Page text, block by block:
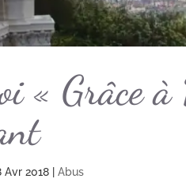
« Grâce
Avr 2018 |Abus